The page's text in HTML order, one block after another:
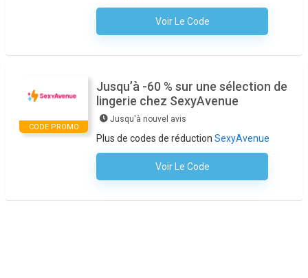
Voir Le Code
Aucun Code N'est Nécessaire
CODE PROMO
Jusqu’à -60 % sur une sélection de
lingerie chez SexyAvenue
Jusqu'à nouvel avis
Plus de codes de réduction SexyAvenue
Voir Le Code
Aucun Code N'est Nécessaire